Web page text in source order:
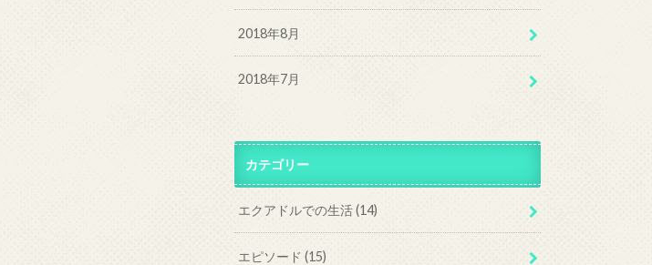
2018年8月
2018年7月
カテゴリー
エクアドルでの生活(14)
エピソード(15)